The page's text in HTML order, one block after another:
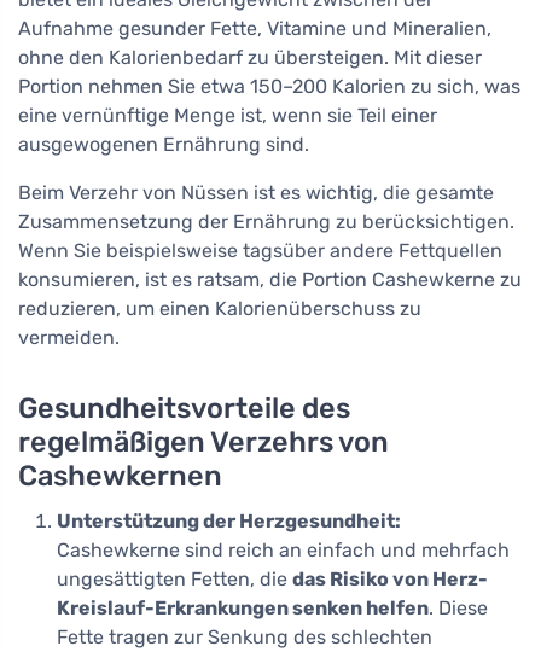
Aufnahme gesunder Fette, Vitamine und Mineralien,
ohne den Kalorienbedarf zu übersteigen. Mit dieser
Portion nehmen Sie etwa 150–200 Kalorien zu sich, was
eine vernünftige Menge ist, wenn sie Teil einer
ausgewogenen Ernährung sind.
Beim Verzehr von Nüssen ist es wichtig, die gesamte
Zusammensetzung der Ernährung zu berücksichtigen.
Wenn Sie beispielsweise tagsüber andere Fettquellen
konsumieren, ist es ratsam, die Portion Cashewkerne zu
reduzieren, um einen Kalorienüberschuss zu
vermeiden.
Gesundheitsvorteile des
regelmäßigen Verzehrs von
Cashewkernen
Unterstützung der Herzgesundheit:
Cashewkerne sind reich an einfach und mehrfach
ungesättigten Fetten, die das Risiko von Herz-
Kreislauf-Erkrankungen senken helfen. Diese
Fette tragen zur Senkung des schlechten